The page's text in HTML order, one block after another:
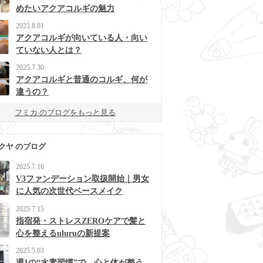
めたいアクアコルギの魅力
2025.8.01
アクアコルギが向いている人・向い
ていない人とは？
2025.7.30
アクアコルギと普通のコルギ、何が
違うの？
フミカ のブログをもっと見る
ヤ のブログ
2025.7.16
V3ファンデーション取扱開始｜男女
に人気の次世代ベースメイク
2025.7.15
指宿発・ストレスZEROケアで髪と
心を整えるuluruの新提案
2025.5.03